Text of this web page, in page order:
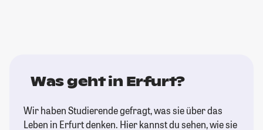
Was geht in Erfurt?
Wir haben Studierende gefragt, was sie über das
Leben in Erfurt denken. Hier kannst du sehen, wie sie